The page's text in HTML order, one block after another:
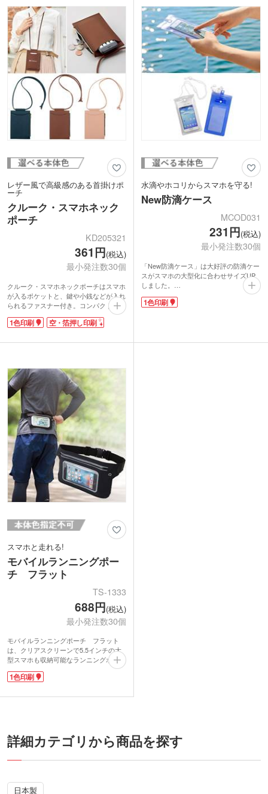
す。シンプルで実用的なアイテムは年代
問わず喜ばれます。カードの入会特典や
保険の成約記念品、病院の内覧会で配布
するノベルティなどにいかがでしょう
か。
ブランドロゴを入れたオリジナルグッズ
制作にいかがでしょうか。パッケージは
厚さ約20mm、重量約75gでメール便送
付が可能です。ファンクラブ会員特典
や、アパレルショップのDM送付特典な
どにいかがでしょうか。
レザー風で高級感のある首掛けポ
ーチ
クルーク・スマホネック
ポーチ
KD205321
361円(税込)
最小発注数30個
クルーク・スマホネックポーチはスマホ
が入るポケットと、鍵や小銭などが入れ
られるファスナー付き。コンパクトサイ
ズのネックポーチは近所へのお買い物や
アウトドアシーンまで、幅広い用途で活
材を使用しており、スマホ画面を傷付け
のノベルティグッズ。名入れはパッドま
たは空押し印刷に対応。ブランドロゴを
入れて、ショップの販促ノベルティや購
入特典におすすめです。
1色印刷 空・箔押し印刷
水滴やホコリからスマホを守る!
New防滴ケース
MCOD031
231円(税込)
最小発注数30個
「New防滴ケース」は大好評の防滴ケー
スがスマホの大型化に合わせサイズUP
しました。
アウトドアや海水浴、キッチンなど、水
滴やホコリが気になる場所でも安心して
れるので、外出の多いお仕事、現場の仕
1色印刷
スマホと走れる!
モバイルランニングポー
チ フラット
TS-1333
688円(税込)
最小発注数30個
モバイルランニングポーチ フラット
は、クリアスクリーンで5.5インチの大
型スマホも収納可能なランニングポーチ
です。スマートフォンウィンドウ部分に
1色印刷ができます。
さずにスマホを操作できるスマートフォ
走るときに重要な反射板付き。
フラットなバッグに伸縮性のあるベルト
型にも変えられます。音楽を楽しみなが
1色印刷
詳細カテゴリから商品を探す
日本製